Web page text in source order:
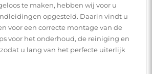
te maken, hebben wij voor u
opgesteld. Daarin vindt u
voor een correcte montage van de
voor het onderhoud, de reiniging en
u lang van het perfecte uiterlijk